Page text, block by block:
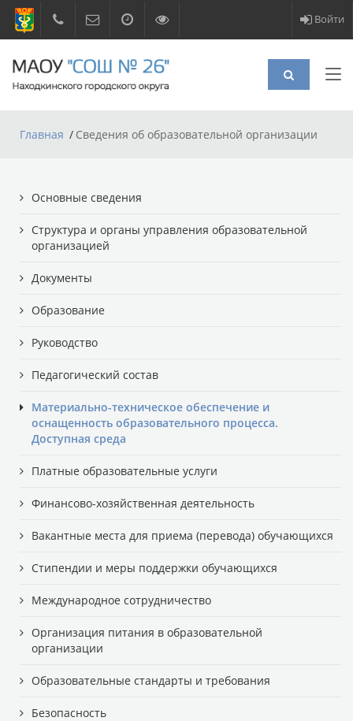
Войти
Главная Сведения об образовательной организации
Основные сведения
Структура и органы управления образовательной
организацией
Документы
Образование
Руководство
Педагогический состав
Материально-техническое обеспечение и
оснащенность образовательного процесса.
Доступная среда
Платные образовательные услуги
Финансово-хозяйственная деятельность
Вакантные места для приема (перевода) обучающихся
Стипендии и меры поддержки обучающихся
Международное сотрудничество
Организация питания в образовательной
организации
Образовательные стандарты и требования
Безопасность